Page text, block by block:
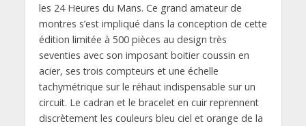
les 24 Heures du Mans. Ce grand amateur de
montres s’est impliqué dans la conception de cette
édition limitée à 500 pièces au design très
seventies avec son imposant boitier coussin en
acier, ses trois compteurs et une échelle
tachymétrique sur le réhaut indispensable sur un
circuit. Le cadran et le bracelet en cuir reprennent
discrètement les couleurs bleu ciel et orange de la